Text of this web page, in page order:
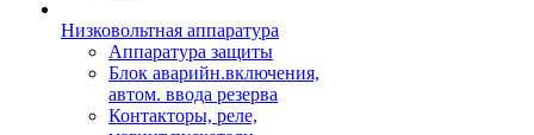
Низковольтная аппаратура
Аппаратура защиты
Блок аварийн.включения,
автом. ввода резерва
Контакторы, реле,